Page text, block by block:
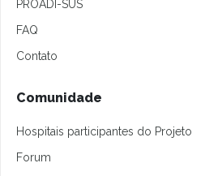
PROADI-SUS
FAQ
Contato
Comunidade
Hospitais participantes do Projeto
Forum